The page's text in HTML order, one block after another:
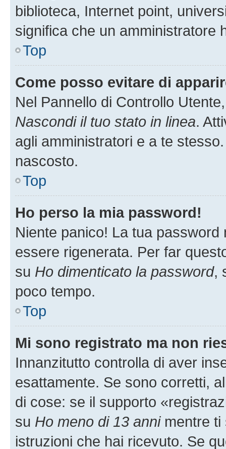
biblioteca, Internet point,
significa che un amministratore
Top
Come posso evitare di
Nel Pannello di Controllo
Nascondi il tuo stato in linea.
agli amministratori e a te
nascosto.
Top
Ho perso la mia password!
Niente panico! La tua
essere rigenerata. Per far
su Ho dimenticato la password,
poco tempo.
Top
Mi sono registrato ma non
Innanzitutto controlla di aver
esattamente. Se sono corretti,
di cose: se il supporto
su Ho meno di 13 annimentre ti
istruzioni che hai ricevuto. Se